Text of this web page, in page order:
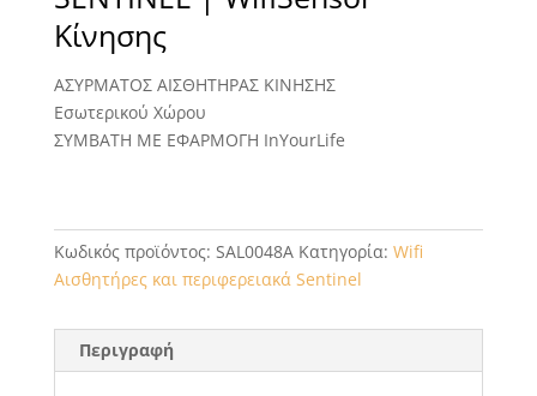
Κίνησης
ΑΣΥΡΜΑΤΟΣ ΑΙΣΘΗΤΗΡΑΣ ΚΙΝΗΣΗΣ
Εσωτερικού Χώρου
ΣΥΜΒΑΤΗ ΜΕ ΕΦΑΡΜΟΓΗ InYourLife
Κωδικός προϊόντος: SAL0048A Κατηγορία: Wifi
Αισθητήρες και περιφερειακά Sentinel
Περιγραφή